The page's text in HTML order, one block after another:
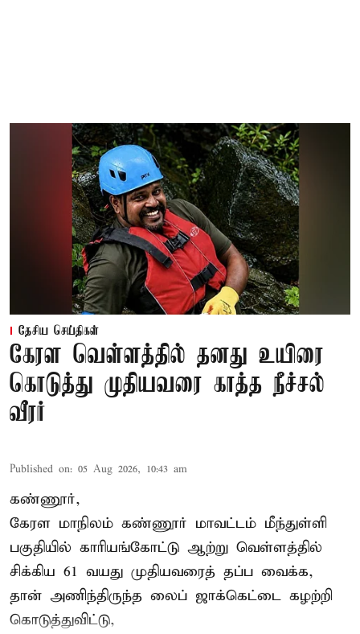
தேசிய செய்திகள்
கேரள வெள்ளத்தில் தனது உயிரை
கொடுத்து முதியவரை காத்த நீச்சல்
வீரர்
Published on: 05 Aug 2026, 10:43 am
கண்ணூர்,
கேரள மாநிலம் கண்ணூர் மாவட்டம் மீந்துள்ளி
பகுதியில் காரியங்கோட்டு ஆற்று வெள்ளத்தில்
சிக்கிய 61 வயது முதியவரைத் தப்ப வைக்க,
தான் அணிந்திருந்த லைப் ஜாக்கெட்டை கழற்றி
கொடுத்துவிட்டு,